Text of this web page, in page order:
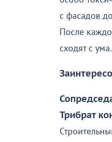
с фасадов
После
сходят с ума.
Трибрат